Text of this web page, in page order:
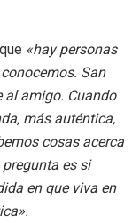
«hay personas
San
al amigo. Cuando
más auténtica,
cosas acerca
es si
en que viva en